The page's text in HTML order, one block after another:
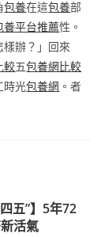
包養在這包養部
養平台推薦性。
辦？」回來
較五包養網比較
時光包養網 。者
五”】5年72
活氣